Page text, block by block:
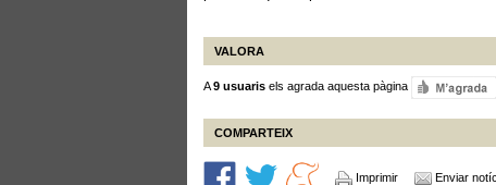
VALORA
A9 usuaris els agrada aquesta pàgina
COMPARTEIX
Imprimir Enviar